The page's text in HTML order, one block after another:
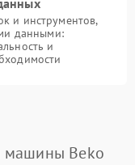
и инструментов,
данными:
и
машины Beko